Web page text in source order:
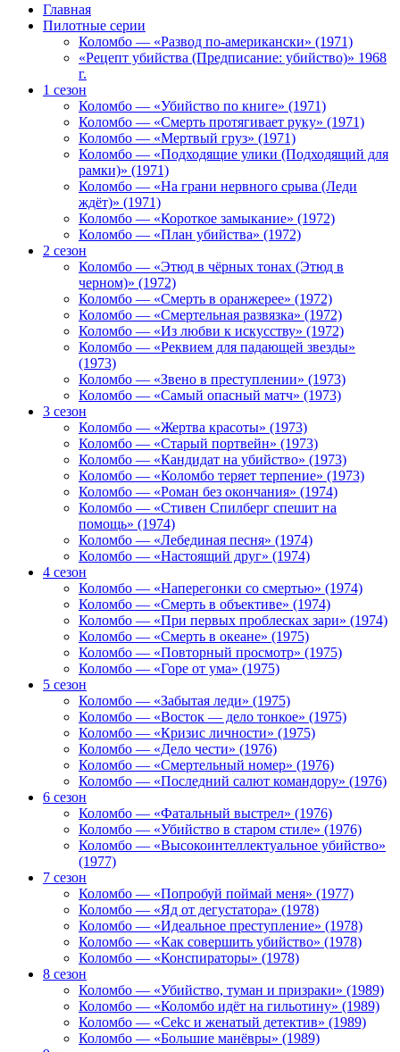
Главная
Пилотные серии
Коломбо — «Развод по-американски» (1971)
«Рецепт убийства (Предписание: убийство)» 1968
г.
1 сезон
Коломбо — «Убийство по книге» (1971)
Коломбо — «Смерть протягивает руку» (1971)
Коломбо — «Мертвый груз» (1971)
Коломбо — «Подходящие улики (Подходящий для
рамки)» (1971)
Коломбо — «На грани нервного срыва (Леди
ждёт)» (1971)
Коломбо — «Короткое замыкание» (1972)
Коломбо — «План убийства» (1972)
2 сезон
Коломбо — «Этюд в чёрных тонах (Этюд в
черном)» (1972)
Коломбо — «Смерть в оранжерее» (1972)
Коломбо — «Смертельная развязка» (1972)
Коломбо — «Из любви к искусству» (1972)
Коломбо — «Реквием для падающей звезды»
(1973)
Коломбо — «Звено в преступлении» (1973)
Коломбо — «Самый опасный матч» (1973)
3 сезон
Коломбо — «Жертва красоты» (1973)
Коломбо — «Старый портвейн» (1973)
Коломбо — «Кандидат на убийство» (1973)
Коломбо — «Коломбо теряет терпение» (1973)
Коломбо — «Роман без окончания» (1974)
Коломбо — «Стивен Спилберг спешит на
помощь» (1974)
Коломбо — «Лебединая песня» (1974)
Коломбо — «Настоящий друг» (1974)
4 сезон
Коломбо — «Наперегонки со смертью» (1974)
Коломбо — «Смерть в объективе» (1974)
Коломбо — «При первых проблесках зари» (1974)
Коломбо — «Смерть в океане» (1975)
Коломбо — «Повторный просмотр» (1975)
Коломбо — «Горе от ума» (1975)
5 сезон
Коломбо — «Забытая леди» (1975)
Коломбо — «Восток — дело тонкое» (1975)
Коломбо — «Кризис личности» (1975)
Коломбо — «Дело чести» (1976)
Коломбо — «Смертельный номер» (1976)
Коломбо — «Последний салют командору» (1976)
6 сезон
Коломбо — «Фатальный выстрел» (1976)
Коломбо — «Убийство в старом стиле» (1976)
Коломбо — «Высокоинтеллектуальное убийство»
(1977)
7 сезон
Коломбо — «Попробуй поймай меня» (1977)
Коломбо — «Яд от дегустатора» (1978)
Коломбо — «Идеальное преступление» (1978)
Коломбо — «Как совершить убийство» (1978)
Коломбо — «Конспираторы» (1978)
8 сезон
Коломбо — «Убийство, туман и призраки» (1989)
Коломбо — «Коломбо идёт на гильотину» (1989)
Коломбо — «Cekc и женатый детектив» (1989)
Коломбо — «Большие манёвры» (1989)